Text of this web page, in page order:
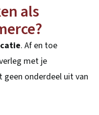
als
. Af en toe
met je
geen onderdeel uit van